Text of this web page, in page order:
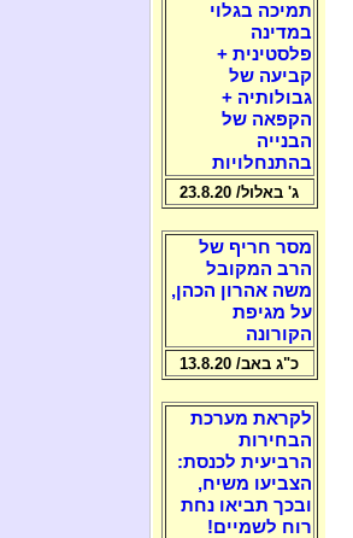
תמיכה בגלוי
במדינה
פלסטינית +
קביעה של
גבולותיה +
הקפאה של
הבנייה
בהתנחלויות
ג' באלול/ 23.8.20
מסר חריף של
הרב המקובל
משה אהרון הכהן,
על מגיפת
הקורונה
כ"ג באב/ 13.8.20
לקראת מערכת
הבחירות
הרביעית לכנסת:
הצביעו משיח,
ובכך תביאו נחת
רוח לשמיים!